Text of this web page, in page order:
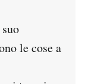
le cose a